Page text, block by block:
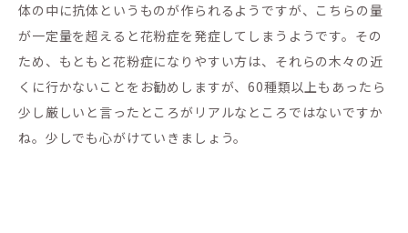
体の中に抗体というものが作られるようですが、こちらの量
が一定量を超えると花粉症を発症してしまうようです。その
ため、もともと花粉症になりやすい方は、それらの木々の近
くに行かないことをお勧めしますが、60種類以上もあったら
少し厳しいと言ったところがリアルなところではないですか
ね。少しでも心がけていきましょう。